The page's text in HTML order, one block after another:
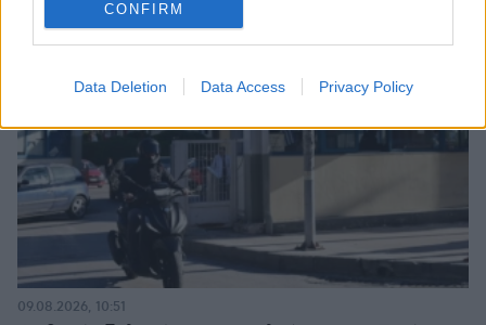
CONFIRM
Data Deletion Data Access Privacy Policy
09.08.2026, 10:51